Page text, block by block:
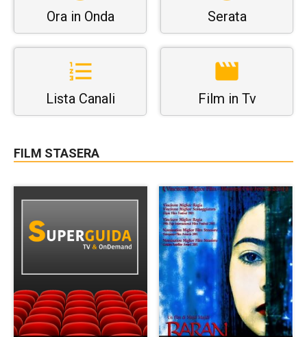
Ora in Onda Serata
Lista Canali Film in Tv
FILM STASERA